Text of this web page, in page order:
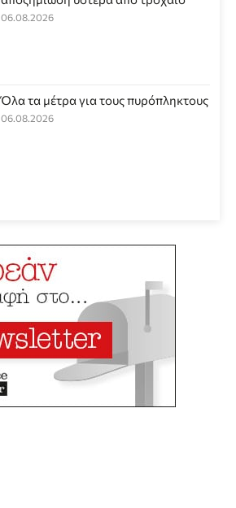
06.08.2026
Όλα τα μέτρα για τους πυρόπληκτους
06.08.2026